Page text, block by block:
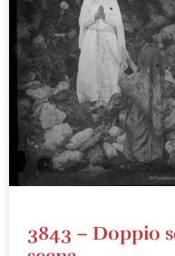
3843 – Doppio